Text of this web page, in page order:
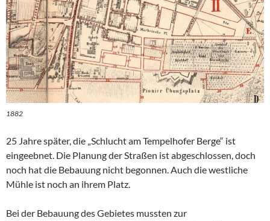
1882
25 Jahre später, die „Schlucht am Tempelhofer Berge“ ist
eingeebnet. Die Planung der Straßen ist abgeschlossen, doch
noch hat die Bebauung nicht begonnen. Auch die westliche
Mühle ist noch an ihrem Platz.
Bei der Bebauung des Gebietes mussten zur